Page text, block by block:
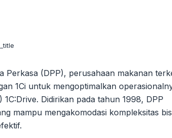
Perkasa (DPP), perusahaan makanan
1Ci untuk mengoptimalkan
Didirikan pada tahun 1998, DPP
mampu mengakomodasi kompleksitas